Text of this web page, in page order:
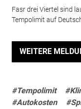
Fasr drei Viertel sind
Tempolimit auf
WEITERE
#Tempolimit
#Autokosten